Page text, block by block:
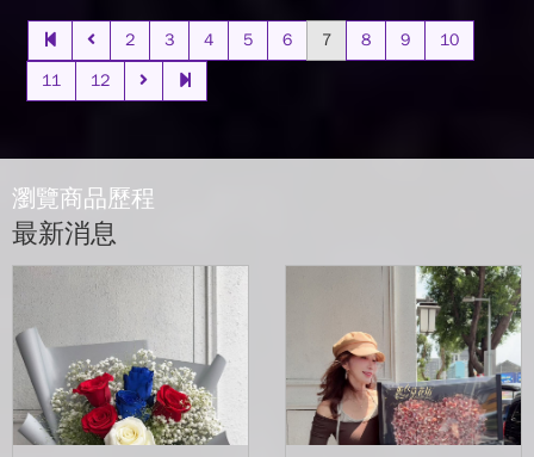
2 3 4 5 6 7 8 9
10
11
12
瀏覽商品歷程
最新消息